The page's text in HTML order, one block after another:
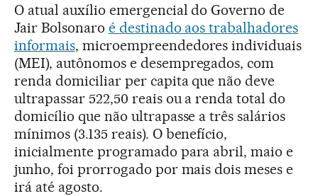
O atual auxílio emergencial do Governo de
Jair Bolsonaro é destinado aos trabalhadores
informais, microempreendedores individuais
(MEI), autônomos e desempregados, com
renda domiciliar per capita que não deve
ultrapassar 522,50 reais ou a renda total do
domicílio que não ultrapasse a três salários
mínimos (3.135 reais). O benefício,
inicialmente programado para abril, maio e
junho, foi prorrogado por mais dois meses e
irá até agosto.